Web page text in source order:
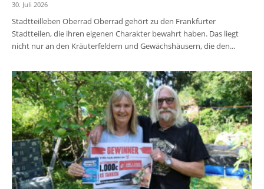
30. Juli 2026
Stadtteilleben Oberrad Oberrad gehört zu den Frankfurter
Stadtteilen, die ihren eigenen Charakter bewahrt haben. Das liegt
nicht nur an den Kräuterfeldern und Gewächshäusern, die den...